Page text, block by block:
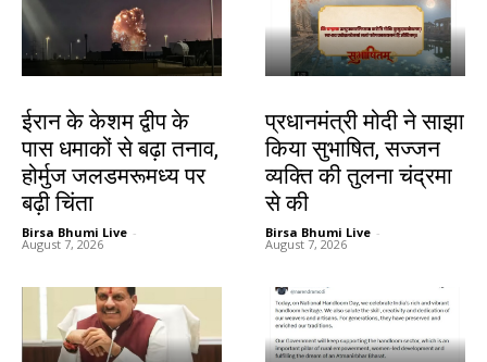
ईरान के केशम द्वीप के
पास धमाकों से बढ़ा तनाव,
होर्मुज जलडमरूमध्य पर
बढ़ी चिंता
Birsa Bhumi Live -
August 7, 2026
प्रधानमंत्री मोदी ने साझा
किया सुभाषित, सज्जन
व्यक्ति की तुलना चंद्रमा
से की
Birsa Bhumi Live -
August 7, 2026